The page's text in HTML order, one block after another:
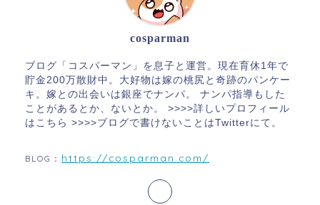
cosparman
ブログ「コスパーマン」を息子と運営。現在育休1年で
貯金200万散財中。大好物は嫁の桃尻と奇跡のパンケー
キ。嫁との出会いは銀座でナンパ。 ナンパ指導もした
ことがあるとか、ないとか。 >>>>詳しいプロフィール
はこちら >>>>ブログで書けないことはTwitterにて。
BLOG： https://cosparman.com/